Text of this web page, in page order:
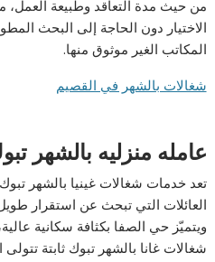
من حيث مدة التعاقد وطبيعة العمل،
الاختيار دون الحاجة إلى البحث
المكاتب الغير موثوق منها.
شغالات بالشهر في القصيم
عامله منزليه بالشهر
تعد خدمات شغالات غينيا بالشهر
العائلات التي تبحث عن استقرار
ويتميّز حي الصفا بكثافة سكانية
شغالات غانا بالشهر تبوك ثابتة